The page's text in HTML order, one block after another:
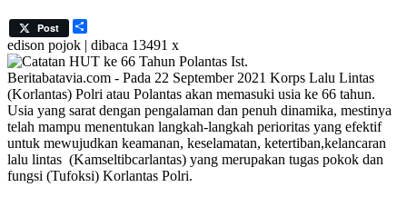
Post
edison pojok | dibaca 13491 x
Ist.
Beritabatavia.com - Pada 22 September 2021 Korps Lalu Lintas
(Korlantas) Polri atau Polantas akan memasuki usia ke 66 tahun.
Usia yang sarat dengan pengalaman dan penuh dinamika, mestinya
telah mampu menentukan langkah-langkah perioritas yang efektif
untuk mewujudkan keamanan, keselamatan, ketertiban,kelancaran
lalu lintas (Kamseltibcarlantas) yang merupakan tugas pokok dan
fungsi (Tufoksi) Korlantas Polri.